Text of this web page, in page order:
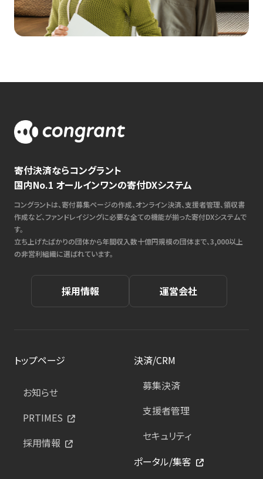
寄付決済ならコングラント
国内No.1 オールインワンの寄付DXシステム
コングラントは、寄付募集ページの作成、オンライン決済、支援者管理、領収書
作成など、ファンドレイジングに必要な全ての機能が揃った寄付DXシステムで
す。
立ち上げたばかりの団体から年間収入数十億円規模の団体まで、3,000以上
の非営利組織に選ばれています。
採用情報 運営会社
トップページ
お知らせ
PRTIMES
採用情報
決済/CRM
募集決済
支援者管理
セキュリティ
ポータル/集客